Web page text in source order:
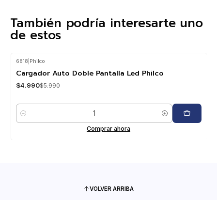
También podría interesarte uno
de estos
6818 Philco
Cargador Auto Doble Pantalla Led Philco
$4.990$5.990
Cantidad
Comprar ahora
VOLVER ARRIBA